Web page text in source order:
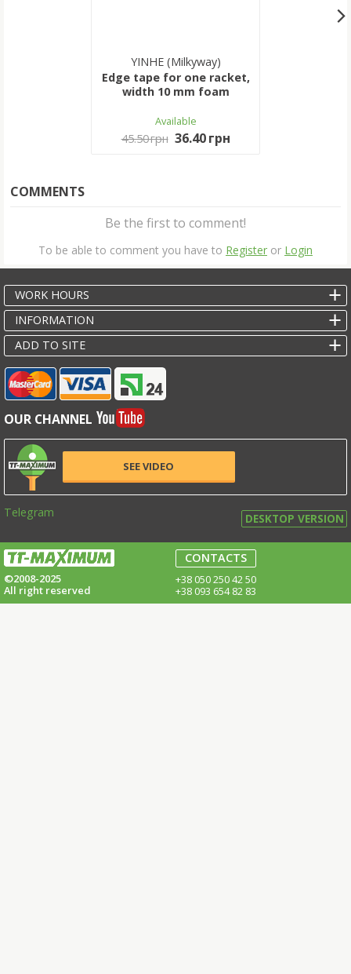
YINHE (Milkyway)
Edge tape for one racket,
width 10 mm foam
Available
45.50 грн 36.40 грн
COMMENTS
Be the first to comment!
To be able to comment you have to Register or Login
WORK HOURS
INFORMATION
ADD TO SITE
OUR CHANNEL
SEE VIDEO
Telegram DESKTOP VERSION
©2008-2025
All right reserved
CONTACTS
+38 050 250 42 50
+38 093 654 82 83